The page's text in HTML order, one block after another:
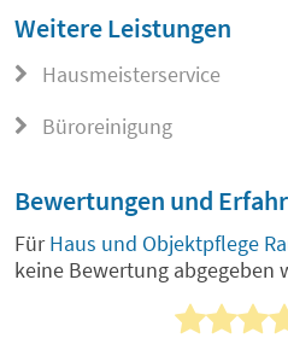
Weitere Leistungen
Hausmeisterservice
Büroreinigung
Bewertungen und
FürHaus und Objektpflege
keine Bewertung abgegeben